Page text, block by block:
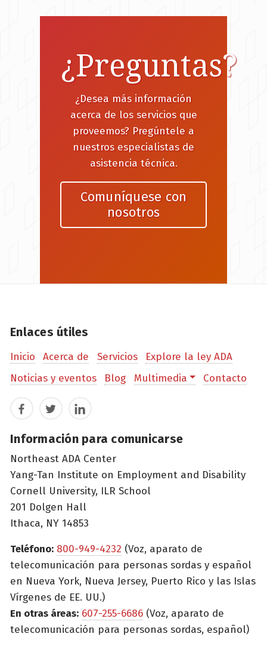
¿Preguntas?
¿Desea más información
acerca de los servicios que
proveemos? Pregúntele a
nuestros especialistas de
asistencia técnica.
Comuníquese con
nosotros
Enlaces útiles
Inicio Acerca de Servicios
Explore la ley ADA
Noticias y eventos
Blog Multimedia Contacto
FacebookTwitterLinkedIn
Información para comunicarse
Northeast ADA Center
Yang-Tan Institute on Employment and Disability
Cornell University, ILR School
201 Dolgen Hall
Ithaca, NY 14853
Teléfono: 800-949-4232 (Voz, aparato de
telecomunicación para personas sordas y español
en Nueva York, Nueva Jersey, Puerto Rico y las Islas
Vírgenes de EE. UU.)
En otras áreas: 607-255-6686 (Voz, aparato de
telecomunicación para personas sordas, español)